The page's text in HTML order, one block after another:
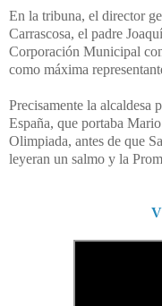
En la tribuna, el director
Carrascosa, el padre
Corporación Municipal
como máxima
Precisamente la alcaldesa
España, que portaba
Olimpiada, antes de que
leyeran un salmo y la